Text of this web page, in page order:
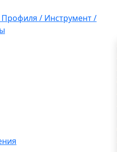
Профиля / Инструмент /